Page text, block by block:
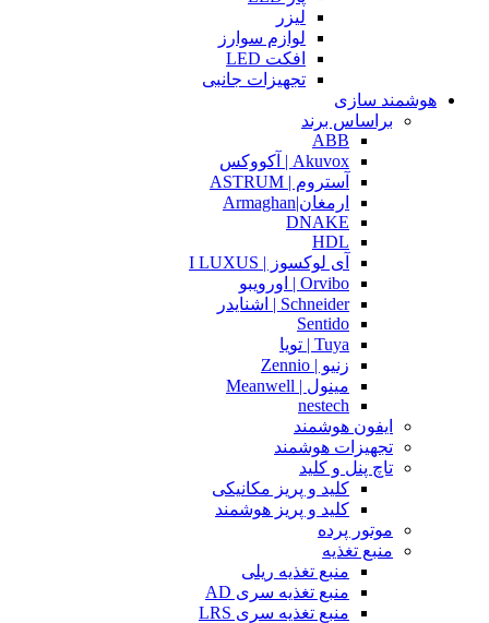
لیزر
لوازم سوارز
افکت LED
تجهیزات جانبی
هوشمند سازی
براساس برند
ABB
Akuvox | آکووکس
آستروم | ASTRUM
ارمغان|Armaghan
DNAKE
HDL
آی لوکسوز | I LUXUS
Orvibo | اورویبو
Schneider | اشنایدر
Sentido
Tuya | تویا
زنیو | Zennio
مینول | Meanwell
nestech
ایفون هوشمند
تجهیزات هوشمند
تاچ پنل و کلید
کلید و پریز مکانیکی
کلید و پریز هوشمند
موتور پرده
منبع تغذیه
منبع تغذیه ریلی
منبع تغذیه سری AD
منبع تغذیه سری LRS